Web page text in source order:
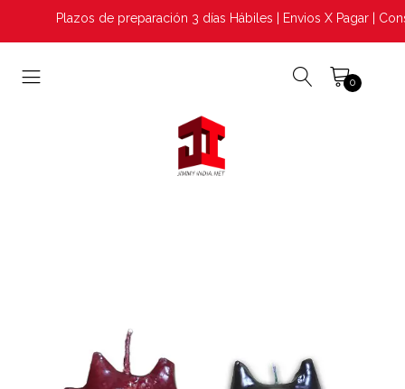
Plazos de preparación 3 días Hábiles | Envios X Pagar |
0